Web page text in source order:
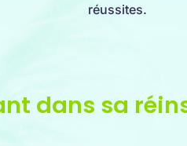
réussites.
dans sa